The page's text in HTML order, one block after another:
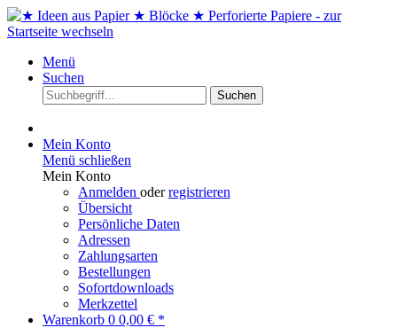
Menü
Suchen
Suchen
Mein Konto
Menü schließen
Mein Konto
Anmelden oderregistrieren
Übersicht
Persönliche Daten
Adressen
Zahlungsarten
Bestellungen
Sofortdownloads
Merkzettel
Warenkorb 0 0,00 € *